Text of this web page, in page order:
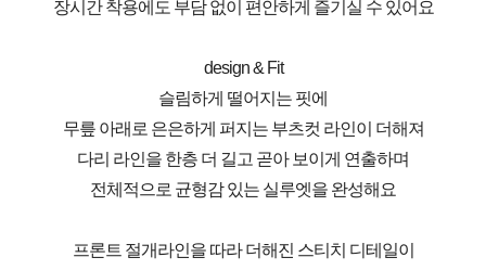
장시간 착용에도 부담 없이 편안하게 즐기실 수 있어요
design & Fit
슬림하게 떨어지는 핏에
무릎 아래로 은은하게 퍼지는 부츠컷 라인이 더해져
다리 라인을 한층 더 길고 곧아 보이게 연출하며
전체적으로 균형감 있는 실루엣을 완성해요
프론트 절개라인을 따라 더해진 스티치 디테일이